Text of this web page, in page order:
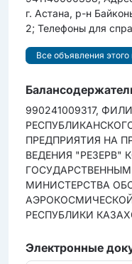
г. Астана, р-н
2; Телефоны для
Все объявления этого
990241009317,
ПРЕДПРИЯТИЯ НА
ВЕДЕНИЯ "РЕЗЕРВ"
МИНИСТЕРСТВА
РЕСПУБЛИКИ
Электронные